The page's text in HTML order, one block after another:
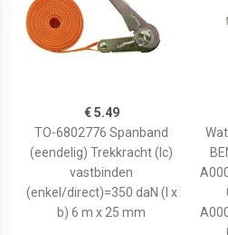
€ 5.49
TO-6802776 Spanband
(eendelig) Trekkracht (lc)
vastbinden
(enkel/direct)=350 daN (l x
b) 6 m x 25 mm